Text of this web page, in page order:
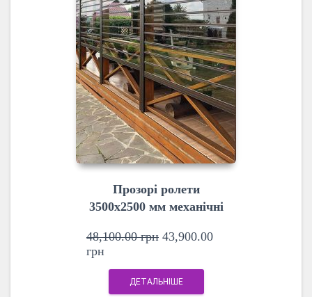
Прозорі ролети
3500х2500 мм механічні
48,100.00грн 43,900.00
грн
ДЕТАЛЬНІШЕ